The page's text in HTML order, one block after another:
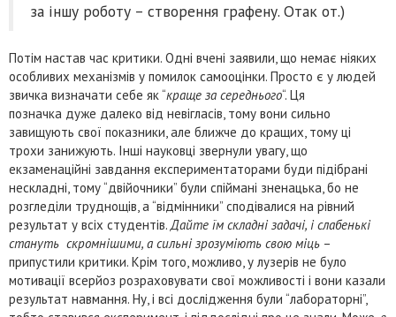
за іншу роботу – створення графену. Отак от.)
Потім настав час критики. Одні вчені заявили, що немає ніяких
особливих механізмів у помилок самооцінки. Просто є у людей
звичка визначати себе як “краще за середнього“. Ця
позначка дуже далеко від невігласів, тому вони сильно
завищують свої показники, але ближче до кращих, тому ці
трохи занижують. Інші науковці звернули увагу, що
екзаменаційні завдання експериментаторами буди підібрані
нескладні, тому “двійочники” були спіймані зненацька, бо не
розгледіли труднощів, а “відмінники” сподівалися на рівний
результат у всіх студентів.Дайте їм складні задачі, і слабенькі
стануть скромнішими, а сильні зрозуміють свою міць –
припустили критики. Крім того, можливо, у лузерів не було
мотивації всерйоз розраховувати свої можливості і вони казали
результат навмання. Ну, і всі дослідження були “лабораторні”,